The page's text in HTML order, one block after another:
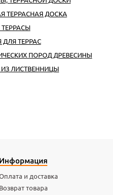
ТЕРРАСНАЯ ДОСКА
ТЕРРАС
ПОРОД ДРЕВЕСИНЫ
ЛИСТВЕННИЦЫ
Информация
и доставка
Возврат товара